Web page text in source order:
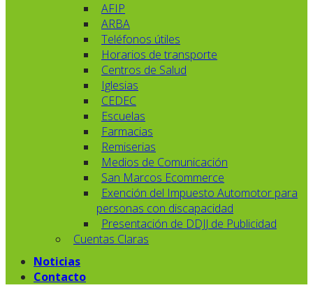
AFIP
ARBA
Teléfonos útiles
Horarios de transporte
Centros de Salud
Iglesias
CEDEC
Escuelas
Farmacias
Remiserias
Medios de Comunicación
San Marcos Ecommerce
Exención del Impuesto Automotor para
personas con discapacidad
Presentación de DDJJ de Publicidad
Cuentas Claras
Noticias
Contacto